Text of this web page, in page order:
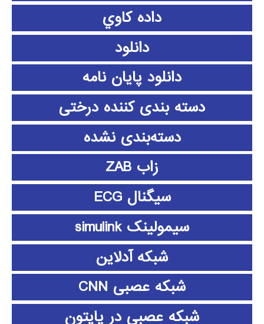
داده كاوي
دانلود
دانلود پايان نامه
دسته بندی کننده درختی
دسته‌بندی نشده
زاب ZAB
سیگنال ECG
سیمولینک simulink
شبکه آدلاین
شبکه عصبی CNN
شبکه عصبی در پایتون